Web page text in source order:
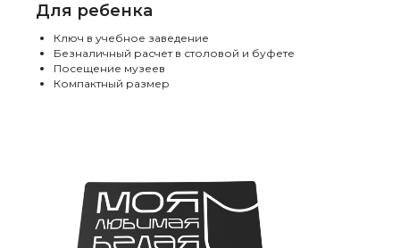
Для ребенка
Ключ в учебное заведение
Безналичный расчет в столовой и буфете
Посещение музеев
Компактный размер